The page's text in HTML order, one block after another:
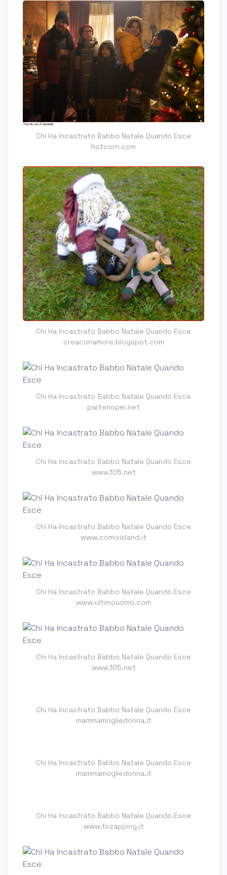
Chi Ha Incastrato Babbo Natale Quando Esce
hotcorn.com
Chi Ha Incastrato Babbo Natale Quando Esce
creaconamore.blogspot.com
Chi Ha Incastrato Babbo Natale Quando Esce
partenopei.net
Chi Ha Incastrato Babbo Natale Quando Esce
www.105.net
Chi Ha Incastrato Babbo Natale Quando Esce
www.comixisland.it
Chi Ha Incastrato Babbo Natale Quando Esce
www.ultimouomo.com
Chi Ha Incastrato Babbo Natale Quando Esce
www.105.net
Chi Ha Incastrato Babbo Natale Quando Esce
mammamogliedonna.it
Chi Ha Incastrato Babbo Natale Quando Esce
mammamogliedonna.it
Chi Ha Incastrato Babbo Natale Quando Esce
www.tvzapping.it